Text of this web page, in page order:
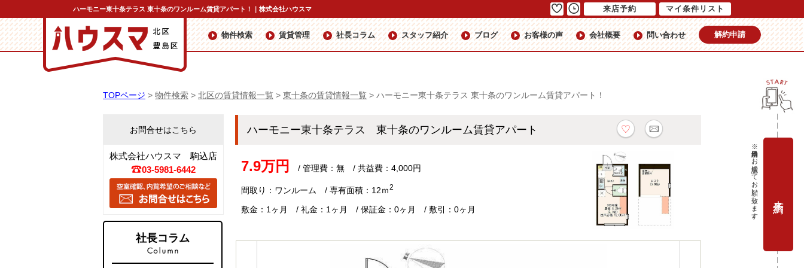
ハーモニー東十条テラス 東十条のワンルーム賃貸アパート！｜株式会社ハウスマ
物件検索 賃貸管理 社長コラム スタッフ紹介 ブログ お客様の声 会社概要 問い合わせ 解約申請
TOPページ > 物件検索 > 北区の賃貸情報一覧 > 東十条の賃貸情報一覧 > ハーモニー東十条テラス 東十条のワンルーム賃貸アパート！
ハーモニー東十条テラス 東十条のワンルーム賃貸アパート
7.9万円 / 管理費：無 / 共益費：4,000円
間取り：ワンルーム / 専有面積：12ｍ2
敷金：1ヶ月 / 礼金：1ヶ月 / 保証金：0ヶ月 / 敷引：0ヶ月
お問合せはこちら
株式会社ハウスマ 駒込店
03-5981-6442
社長コラム
来店予約 マイ条件リスト
※当日予約はお電話にてお願い致します。